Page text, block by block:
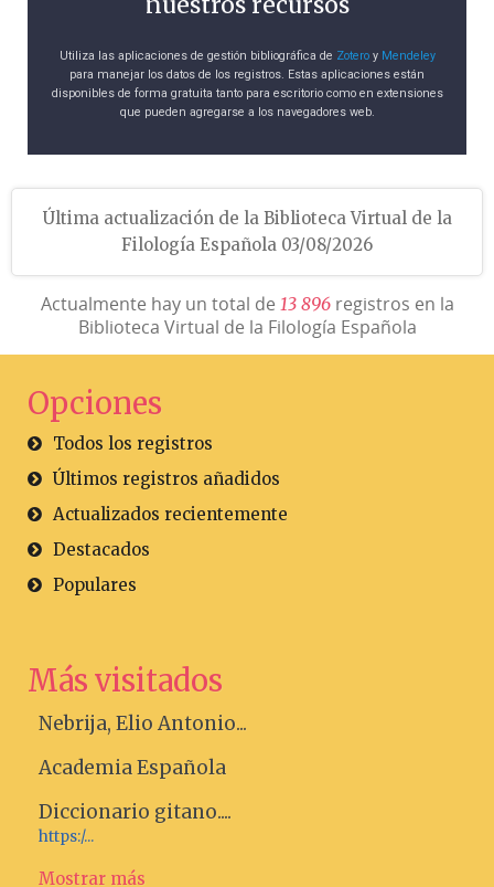
Utiliza las aplicaciones de gestión bibliográfica de Zoteroy Mendeley
para manejar los datos de los registros. Estas aplicaciones están
disponibles de forma gratuita tanto para escritorio como en extensiones
que pueden agregarse a los navegadores web.
Última actualización de la Biblioteca Virtual de la
Filología Española 03/08/2026
Actualmente hay un total de 13 896registros en la
Biblioteca Virtual de la Filología Española
Opciones
Todos los registros
Últimos registros añadidos
Actualizados recientemente
Destacados
Populares
Más visitados
Nebrija, Elio Antonio...
Academia Española
Diccionario gitano....
https:/...
Mostrar más